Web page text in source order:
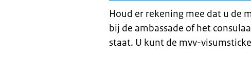
Houd er rekening mee dat u de
bij de ambassade of het
staat. U kunt de mvv-